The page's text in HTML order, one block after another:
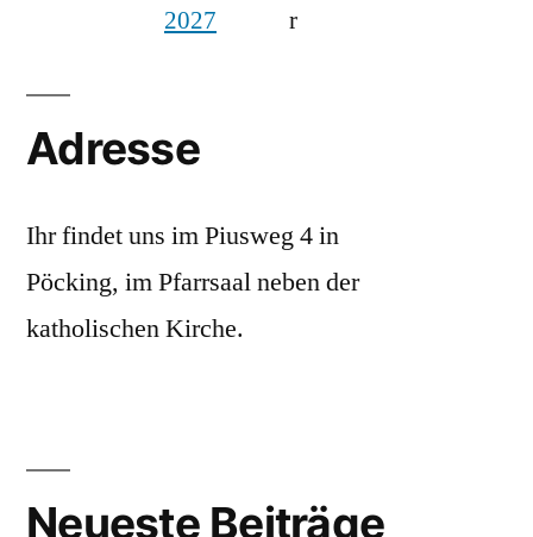
2027
r
Adresse
Ihr findet uns im Piusweg 4 in
Pöcking, im Pfarrsaal neben der
katholischen Kirche.
Neueste Beiträge